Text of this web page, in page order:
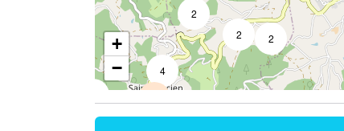
2
2
2
4
+
−